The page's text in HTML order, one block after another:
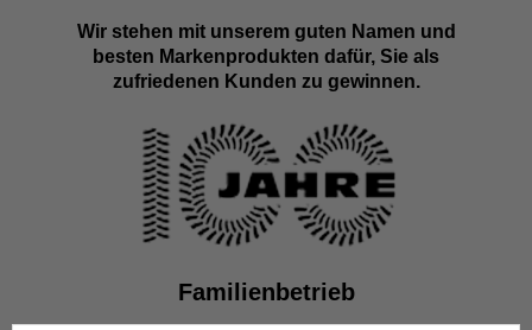
Wir stehen mit unserem guten Namen und
besten Markenprodukten dafür, Sie als
zufriedenen Kunden zu gewinnen.
Familienbetrieb